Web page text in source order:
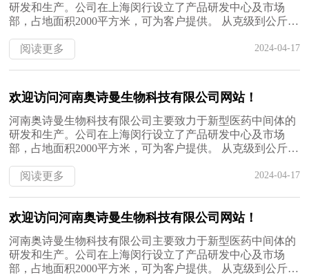
研发和生产。公司在上海闵行设立了产品研发中心及市场
部，占地面积2000平方米，可为客户提供。 从克级到公斤级
地，能完成从小试、中试到工业化生产，可为客户提供吨级
数量的医药中间体产品服务。 我们的产品包括医药中间体，
致力于运用国际先进的技术和管理模式，为客户提供优质...
阅读更多 2024-04-17
欢迎访问河南奥诗曼生物科技有限公司网站！
河南奥诗曼生物科技有限公司主要致力于新型医药中间体的
研发和生产。公司在上海闵行设立了产品研发中心及市场
部，占地面积2000平方米，可为客户提供。 从克级到公斤级
地，能完成从小试、中试到工业化生产，可为客户提供吨级
数量的医药中间体产品服务。 我们的产品包括医药中间体，
致力于运用国际先进的技术和管理模式，为客户提供优质...
阅读更多 2024-04-17
欢迎访问河南奥诗曼生物科技有限公司网站！
河南奥诗曼生物科技有限公司主要致力于新型医药中间体的
研发和生产。公司在上海闵行设立了产品研发中心及市场
部，占地面积2000平方米，可为客户提供。 从克级到公斤级